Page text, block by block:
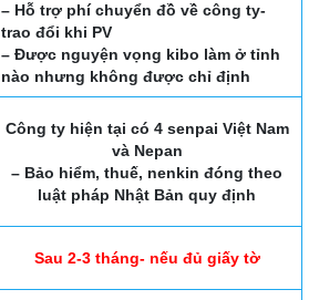
– Hỗ trợ phí chuyển đồ về công ty-
trao đổi khi PV
– Được nguyện vọng kibo làm ở tỉnh
nào nhưng không được chỉ định
Công ty hiện tại có 4 senpai Việt Nam
và Nepan
– Bảo hiểm, thuế, nenkin đóng theo
luật pháp Nhật Bản quy định
Sau 2-3 tháng- nếu đủ giấy tờ